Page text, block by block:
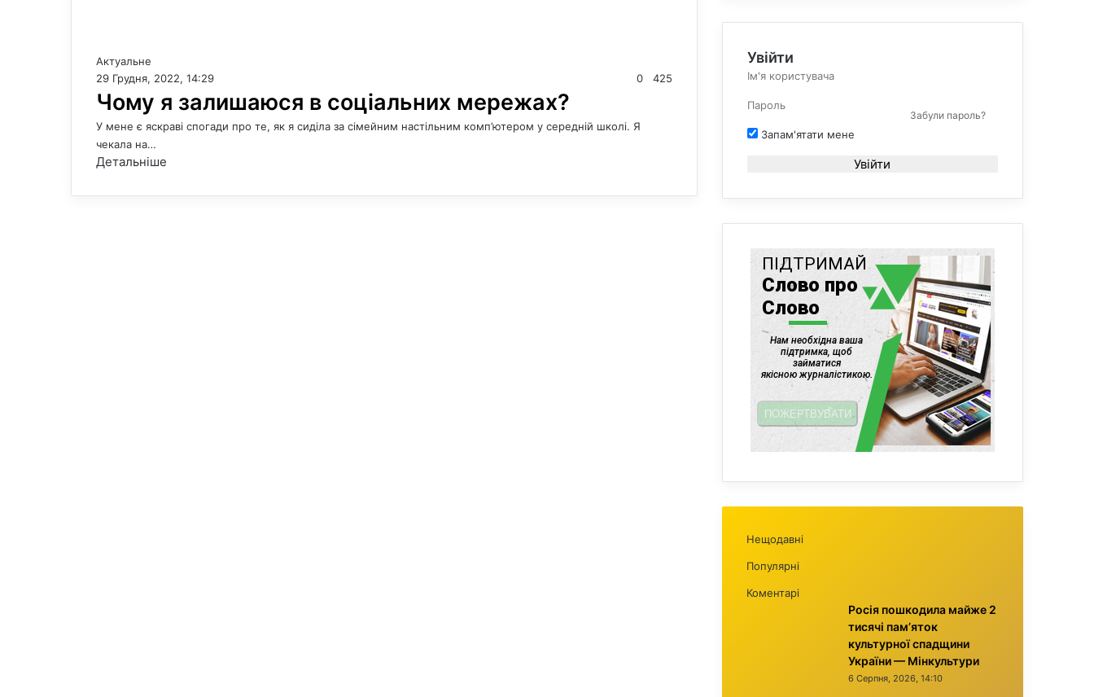
Актуальне
29 Грудня, 2022, 14:29
0 425
Чому я залишаюся в соціальних мережах?
У мене є яскраві спогади про те, як я сиділа за сімейним настільним комп’ютером у середній школі. Я
чекала на…
Детальніше
Увійти
Забули пароль?
Запам'ятати мене
Увійти
Нещодавні
Популярні
Коментарі
Росія пошкодила майже 2
тисячі пам’яток
культурної спадщини
України — Мінкультури
6 Серпня, 2026, 14:10